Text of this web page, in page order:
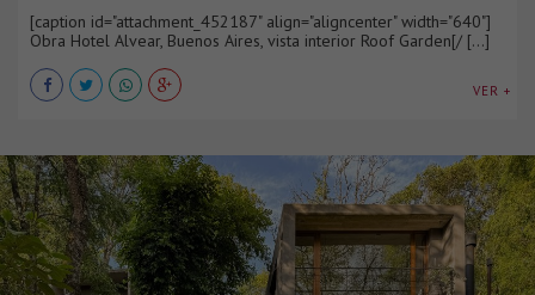
[caption id="attachment_452187" align="aligncenter" width="640"]
Obra Hotel Alvear, Buenos Aires, vista interior Roof Garden[/ [...]
VER +